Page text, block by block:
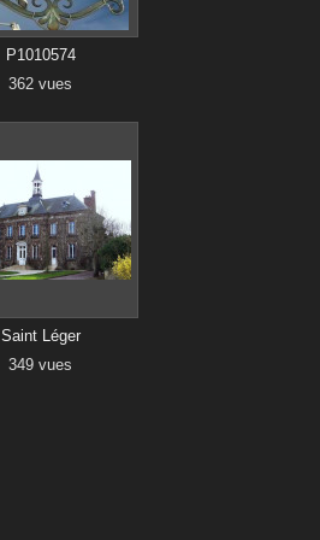
P1010574
362 vues
Saint Léger
349 vues